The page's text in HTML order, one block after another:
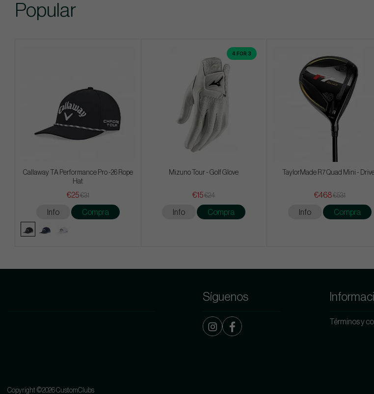
Popular
Callaway TA Performance Pro -26 Rope
Hat
€25€31
Info Compra
4 FOR 3
Mizuno Tour - Golf Glove
€15€24
Info Compra
TaylorMade R7 Quad Mini -
€468€531
Info Compra
Síguenos
Términos y
Copyright ©2026 CustomClubs